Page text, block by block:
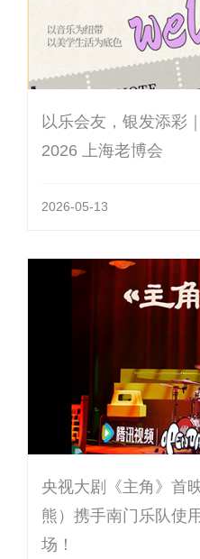
以乐会友，银发添彩
2026 上海老博会
2026-05-13
央视大剧《主角》首
熊）携手南门乐队使
场！